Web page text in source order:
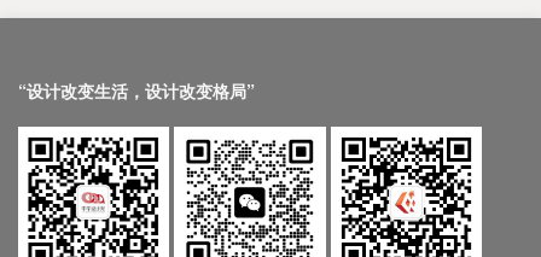
“设计改变生活，设计改变格局”